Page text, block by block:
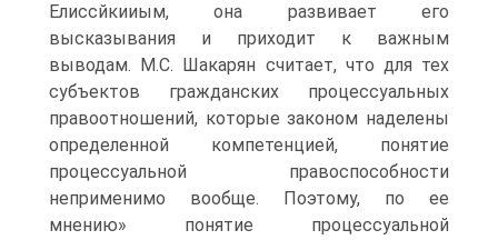
Елиссйкииым, она развивает его
высказывания и приходит к важным
выводам. М.С. Шакарян считает, что для тех
субъектов гражданских процессуальных
правоотношений, которые законом наделены
определенной компетенцией, понятие
процессуальной правоспособности
неприменимо вообще. Поэтому, по ее
мнению» понятие процессуальной